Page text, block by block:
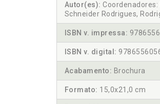
Autor(es): Coordenadores:
Schneider Rodrigues,
ISBN v. impressa:
ISBN v. digital:
Acabamento: Brochura
Formato: 15,0x21,0 cm